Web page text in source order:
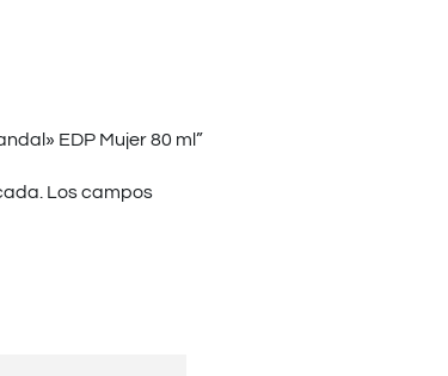
EDP Mujer 80 ml”
Los campos